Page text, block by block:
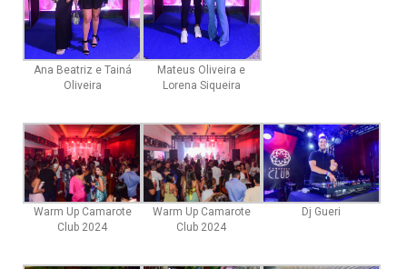
Ana Beatriz e Tainá
Oliveira
Mateus Oliveira e
Lorena Siqueira
Warm Up Camarote
Club 2024
Warm Up Camarote
Club 2024
Dj Gueri